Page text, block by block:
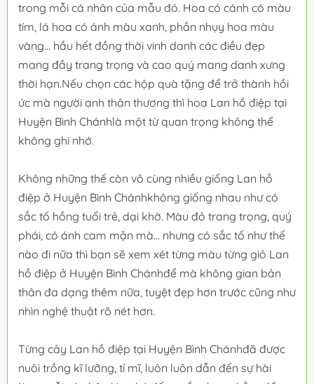
trong mỗi cá nhân của mẫu đó. Hoa có cánh có màu
tím, lá hoa có ánh màu xanh, phần nhụy hoa màu
vàng... hầu hết đồng thời vinh danh các điều đẹp
mang đầy trang trọng và cao quý mang danh xưng
thời hạn.Nếu chọn các hộp quà tặng để trở thành hồi
ức mà người anh thân thương thì hoa Lan hồ điệp tại
Huyện Bình Chánhlà một từ quan trọng không thể
không ghi nhớ.
Không những thế còn vô cùng nhiều giống Lan hồ
điệp ở Huyện Bình Chánhkhông giống nhau như có
sắc tố hồng tuổi trẻ, dại khờ. Màu đỏ trang trọng, quý
phái, có ánh cam mặn mà... nhưng có sắc tố như thế
nào đi nữa thì bạn sẽ xem xét từng màu từng giỏ Lan
hồ điệp ở Huyện Bình Chánhđể mà không gian bản
thân đa dạng thêm nữa, tuyệt đẹp hơn trước cũng như
nhìn nghệ thuật rõ nét hơn.
Từng cây Lan hồ điệp tại Huyện Bình Chánhđã được
nuôi trồng kĩ lưỡng, tỉ mĩ, luôn luôn dẫn đến sự hài